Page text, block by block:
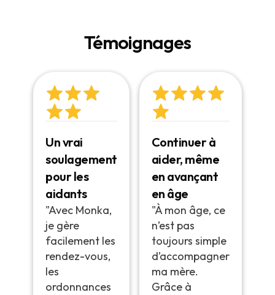
Témoignages
Un vrai
soulagement
pour les
aidants
"Avec Monka,
je gère
facilement les
rendez-vous,
les
ordonnances
Continuer à
aider, même
en avançant
en âge
"À mon âge, ce
n’est pas
toujours simple
d’accompagner
ma mère.
Grâce à